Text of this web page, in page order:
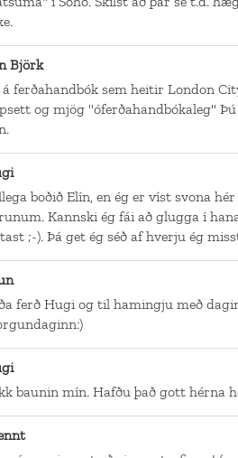
Björk
á ferðahandbók sem heitir London
og mjög "óferðahandbókaleg"
boðið Elín, en ég er víst svona
Kannski ég fái að glugga í
;-). Þá get ég séð af hverju ég
ferð Hugi og til hamingju með
baunin mín. Hafðu það gott hérna